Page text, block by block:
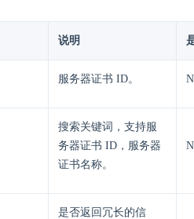
说明
服务器证书 ID。
搜索关键词，支持服
务器证书 ID，服务器
证书名称。
是否返回冗长的信